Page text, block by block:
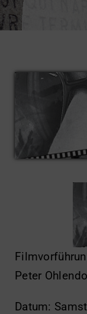
Impressum
Peter
Datum: